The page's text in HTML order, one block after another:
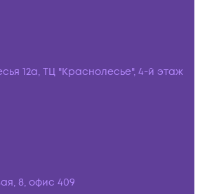
12а, ТЦ "Краснолесье", 4-й этаж
8, офис 409